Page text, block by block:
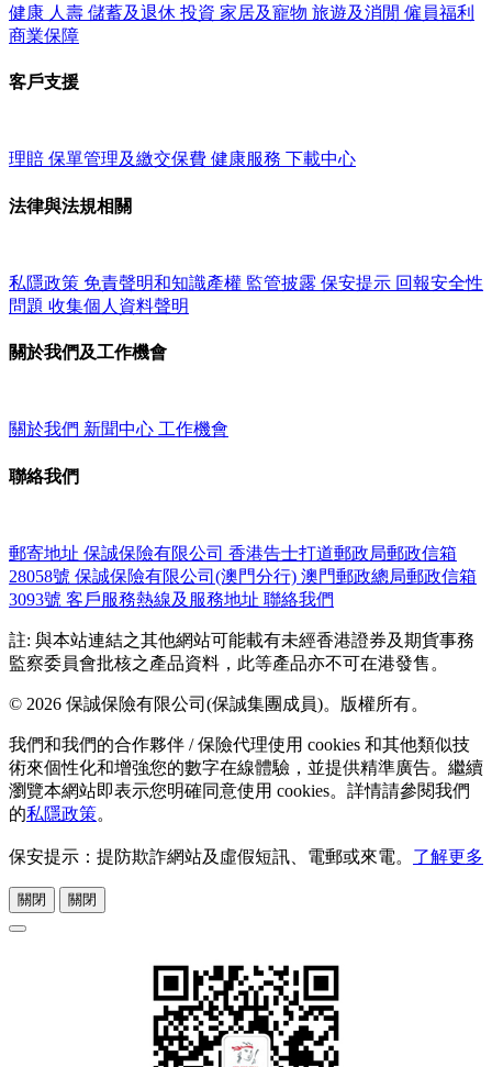
健康 人壽 儲蓄及退休 投資 家居及寵物 旅遊及消閒 僱員福利
商業保障
客戶支援
理賠 保單管理及繳交保費 健康服務 下載中心
法律與法規相關
私隱政策 免責聲明和知識產權 監管披露 保安提示 回報安全性
問題 收集個人資料聲明
關於我們及工作機會
關於我們 新聞中心 工作機會
聯絡我們
郵寄地址 保誠保險有限公司 香港告士打道郵政局郵政信箱
28058號 保誠保險有限公司(澳門分行) 澳門郵政總局郵政信箱
3093號 客戶服務熱線及服務地址 聯絡我們
註: 與本站連結之其他網站可能載有未經香港證券及期貨事務
監察委員會批核之產品資料，此等產品亦不可在港發售。
© 2026 保誠保險有限公司(保誠集團成員)。版權所有。
我們和我們的合作夥伴 / 保險代理使用 cookies 和其他類似技
術來個性化和增強您的數字在線體驗，並提供精準廣告。繼續
瀏覽本網站即表示您明確同意使用 cookies。詳情請參閱我們
的私隱政策。
保安提示：提防欺詐網站及虛假短訊、電郵或來電。 了解更多
關閉 關閉